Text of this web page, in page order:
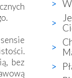
bez
co